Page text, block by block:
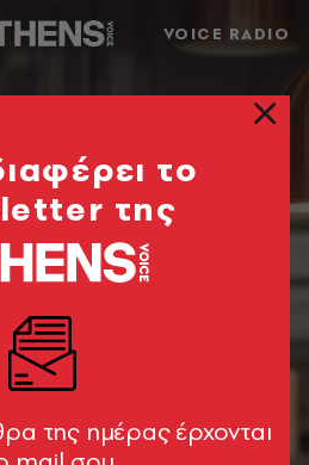
VOICE RADIO
το
της
της ημέρας έρχονται